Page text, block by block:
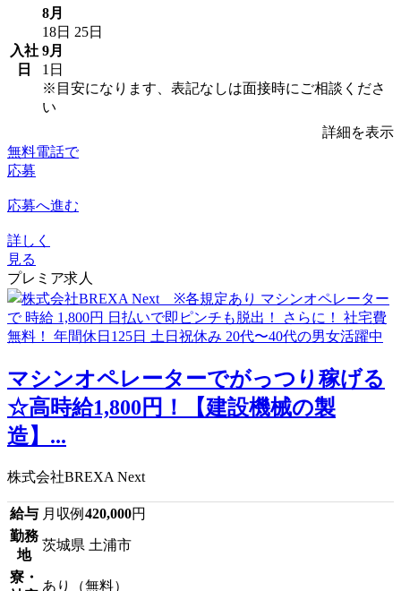
入社
日
8月
18日 25日
9月
1日
※目安になります、表記なしは面接時にご相談くださ
い
詳細を表示
無料電話で
応募
応募へ進む
詳しく
見る
プレミア求人
マシンオペレーターでがっつり稼げる
☆高時給1,800円！【建設機械の製
造】...
株式会社BREXA Next
給与 月収例 420,000円
勤務
地
茨城県 土浦市
寮・
あり（無料）